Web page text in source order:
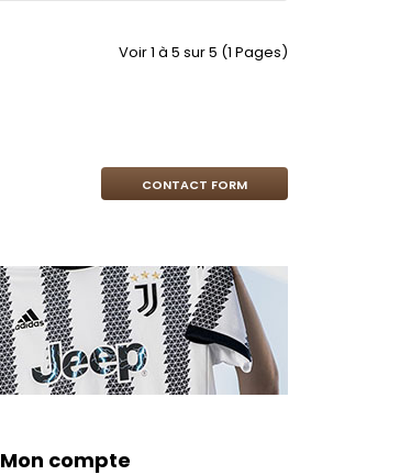
Voir 1 à 5 sur 5 (1 Pages)
CONTACT FORM
Mon compte